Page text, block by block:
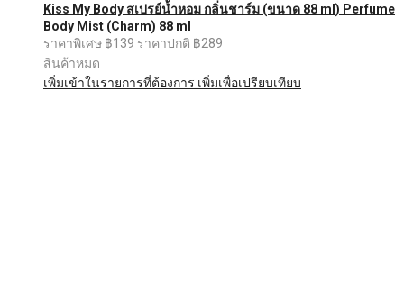
Kiss My Body สเปรย์น้ำหอม กลิ่นชาร์ม (ขนาด 88 ml) Perfume
Body Mist (Charm) 88 ml
ราคาพิเศษ ฿139 ราคาปกติ ฿289
สินค้าหมด
เพิ่มเข้าในรายการที่ต้องการ เพิ่มเพื่อเปรียบเทียบ